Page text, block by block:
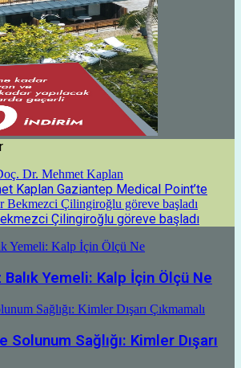
Kaplan Gaziantep Medical Point’te
Çilingiroğlu göreve başladı
Yemeli: Kalp İçin Ölçü Ne
Yemeli: Kalp İçin Ölçü Ne
Sağlığı: Kimler Dışarı Çıkmamalı
Solunum Sağlığı: Kimler Dışarı